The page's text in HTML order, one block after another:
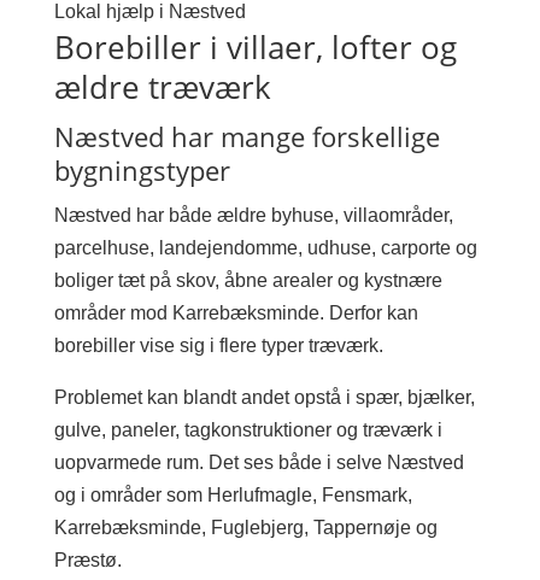
Lokal hjælp i Næstved
Borebiller i villaer, lofter og
ældre træværk
Næstved har mange forskellige
bygningstyper
Næstved har både ældre byhuse, villaområder,
parcelhuse, landejendomme, udhuse, carporte og
boliger tæt på skov, åbne arealer og kystnære
områder mod Karrebæksminde. Derfor kan
borebiller vise sig i flere typer træværk.
Problemet kan blandt andet opstå i spær, bjælker,
gulve, paneler, tagkonstruktioner og træværk i
uopvarmede rum. Det ses både i selve Næstved
og i områder som Herlufmagle, Fensmark,
Karrebæksminde, Fuglebjerg, Tappernøje og
Præstø.